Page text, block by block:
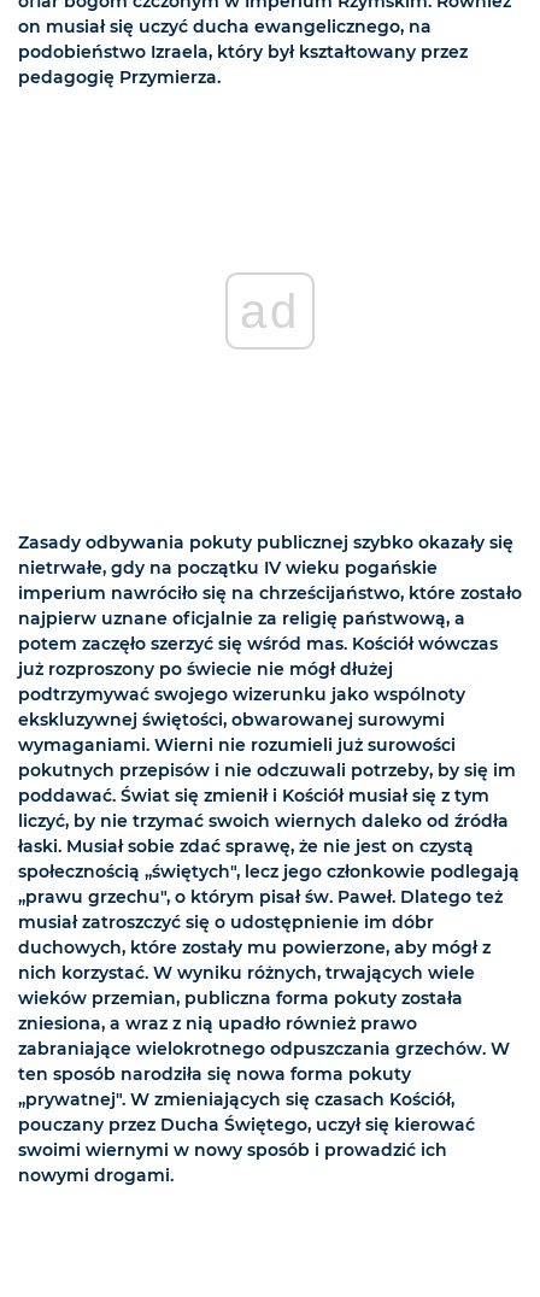
on musiał się uczyć ducha ewangelicznego, na
podobieństwo Izraela, który był kształtowany przez
pedagogię Przymierza.
ad
Zasady odbywania pokuty publicznej szybko okazały się
nietrwałe, gdy na początku IV wieku pogańskie
imperium nawróciło się na chrześcijaństwo, które zostało
najpierw uznane oficjalnie za religię państwową, a
potem zaczęło szerzyć się wśród mas. Kościół wówczas
już rozproszony po świecie nie mógł dłużej
podtrzymywać swojego wizerunku jako wspólnoty
ekskluzywnej świętości, obwarowanej surowymi
wymaganiami. Wierni nie rozumieli już surowości
pokutnych przepisów i nie odczuwali potrzeby, by się im
poddawać. Świat się zmienił i Kościół musiał się z tym
liczyć, by nie trzymać swoich wiernych daleko od źródła
łaski. Musiał sobie zdać sprawę, że nie jest on czystą
społecznością „świętych", lecz jego członkowie podlegają
„prawu grzechu", o którym pisał św. Paweł. Dlatego też
musiał zatroszczyć się o udostępnienie im dóbr
duchowych, które zostały mu powierzone, aby mógł z
nich korzystać. W wyniku różnych, trwających wiele
wieków przemian, publiczna forma pokuty została
zniesiona, a wraz z nią upadło również prawo
zabraniające wielokrotnego odpuszczania grzechów. W
ten sposób narodziła się nowa forma pokuty
„prywatnej". W zmieniających się czasach Kościół,
pouczany przez Ducha Świętego, uczył się kierować
swoimi wiernymi w nowy sposób i prowadzić ich
nowymi drogami.